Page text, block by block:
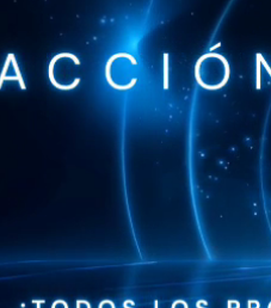
Club
Ranking TERCERA
Ranking CUARTA
Ranking DOBLES B
Ranking DOBLES CUARTA
Estilo Juego